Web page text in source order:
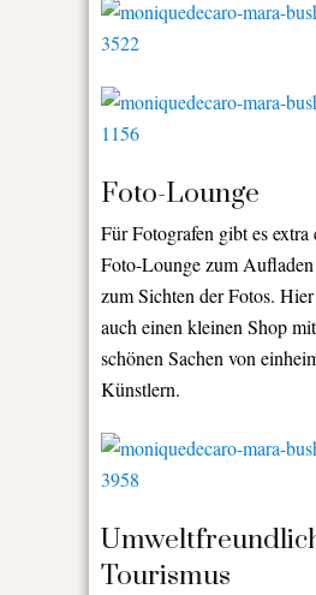
Foto-Lounge
Für Fotografen gibt es extra
Foto-Lounge zum
zum Sichten der Fotos.
auch einen kleinen Shop
schönen Sachen von
Künstlern.
Tourismus